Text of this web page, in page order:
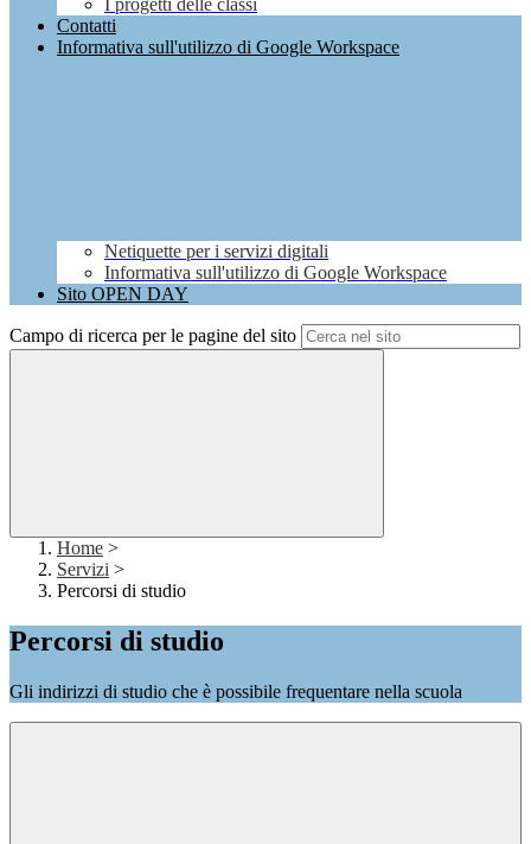
I progetti delle classi
Contatti
Informativa sull'utilizzo di Google Workspace
Netiquette per i servizi digitali
Informativa sull'utilizzo di Google Workspace
Sito OPEN DAY
Campo di ricerca per le pagine del sito
Home >
Servizi >
Percorsi di studio
Percorsi di studio
Gli indirizzi di studio che è possibile frequentare nella scuola